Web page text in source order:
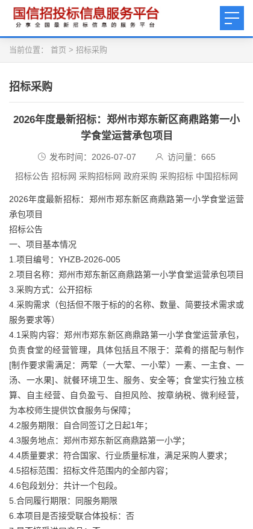
当前位置： 首页 > 招标采购
招标采购
2026年度最新招标：郑州市郑东新区商鼎路第一小
学食堂运营承包项目
发布时间：2026-07-07 访问量： 665
招标公告 招标网 采购招标网 政府采购 采购招标 中国招标网
2026年度最新招标：郑州市郑东新区商鼎路第一小学食堂运营
承包项目
招标公告
一、项目基本情况
1.项目编号：YHZB-2026-005
2.项目名称：郑州市郑东新区商鼎路第一小学食堂运营承包项目
3.采购方式：公开招标
4.采购需求（包括但不限于标的的名称、数量、简要技术需求或
服务要求等）
4.1采购内容：郑州市郑东新区商鼎路第一小学食堂运营承包，
负责食堂的经营管理，具体包括且不限于：菜肴的搭配与制作
[制作要求需满足：两荤（一大荤、一小荤）一素、一主食、一
汤、一水果]、就餐环境卫生、服务、安全等；食堂实行独立核
算、自主经营、自负盈亏、自担风险、按章纳税、微利经营，
为本校师生提供饮食服务与保障；
4.2服务期限：自合同签订之日起1年；
4.3服务地点：郑州市郑东新区商鼎路第一小学；
4.4质量要求：符合国家、行业质量标准，满足采购人要求；
4.5招标范围：招标文件范围内的全部内容；
4.6包段划分：共计一个包段。
5.合同履行期限：同服务期限
6.本项目是否接受联合体投标：否